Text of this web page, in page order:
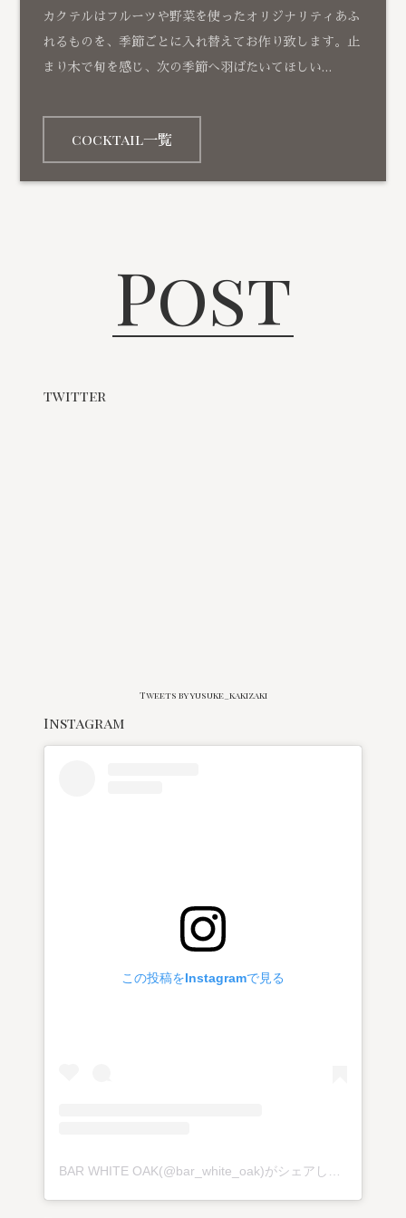
カクテルはフルーツや野菜を使ったオリジナリティあふ
れるものを、季節ごとに入れ替えてお作り致します。止
まり木で旬を感じ、次の季節へ羽ばたいてほしい…
cocktail一覧
Post
twitter
Tweets by yusuke_kakizaki
Instagram
この投稿をInstagramで見る
BAR WHITE OAK(@bar_white_oak)がシェアした投稿